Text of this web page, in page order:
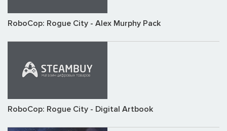
RoboCop: Rogue City - Alex Murphy Pack
RoboCop: Rogue City - Digital Artbook